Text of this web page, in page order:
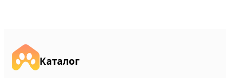
Каталог